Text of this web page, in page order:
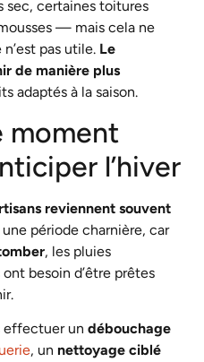
sec, certaines toitures
— mais cela ne
pas utile. Le
de manière plus
adaptés à la saison.
moment
l’hiver
reviennent souvent
une période charnière, car
, les pluies
besoin d’être prêtes
effectuer undébouchage
, un nettoyage ciblé